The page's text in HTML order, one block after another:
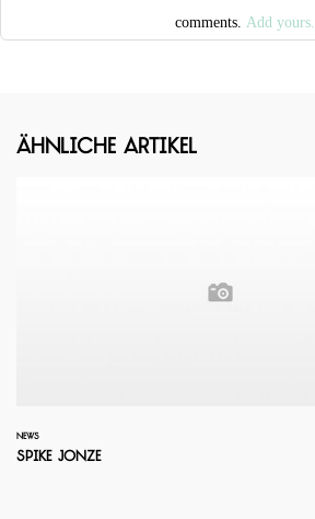
comments. Add yours.
Ähnliche Artikel
NEWS
Spike Jonze